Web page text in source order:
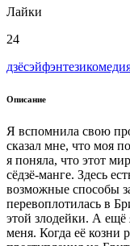
Лайки
24
дзёсэйфэнтези
Описание
Я вспомнила свою
сказал мне, что моя
я поняла, что этот
сёдзё-манге. Здесь
возможные способы
перевоплотилась в
этой злодейки. А ещё
меня. Когда её козни